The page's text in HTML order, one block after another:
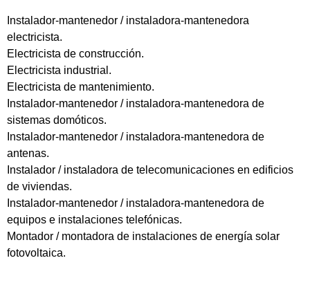
Instalador-mantenedor / instaladora-mantenedora
electricista.
Electricista de construcción.
Electricista industrial.
Electricista de mantenimiento.
Instalador-mantenedor / instaladora-mantenedora de
sistemas domóticos.
Instalador-mantenedor / instaladora-mantenedora de
antenas.
Instalador / instaladora de telecomunicaciones en edificios
de viviendas.
Instalador-mantenedor / instaladora-mantenedora de
equipos e instalaciones telefónicas.
Montador / montadora de instalaciones de energía solar
fotovoltaica.